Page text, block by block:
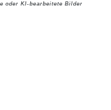
oder KI-bearbeitete Bilder